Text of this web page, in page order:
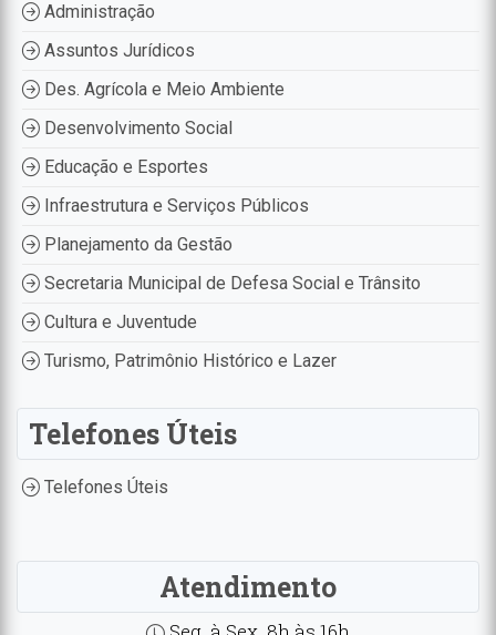
Administração
Assuntos Jurídicos
Des. Agrícola e Meio Ambiente
Desenvolvimento Social
Educação e Esportes
Infraestrutura e Serviços Públicos
Planejamento da Gestão
Secretaria Municipal de Defesa Social e Trânsito
Cultura e Juventude
Turismo, Patrimônio Histórico e Lazer
Telefones Úteis
Telefones Úteis
Atendimento